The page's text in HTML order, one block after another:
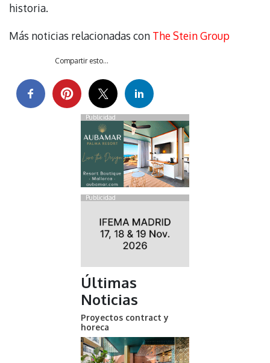
historia.
Más noticias relacionadas con The Stein Group
Compartir esto...
Publicidad
Publicidad
Últimas
Noticias
Proyectos contract y
horeca